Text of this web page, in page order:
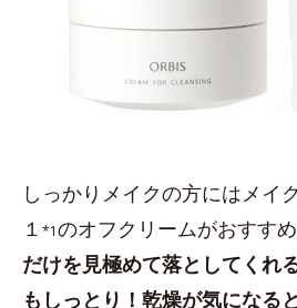
しっかりメイクの方にはメイ
１ *1のオフクリームがおすすめ
だけを見極めて落としてくれ
もしっとり！乾燥が気になる